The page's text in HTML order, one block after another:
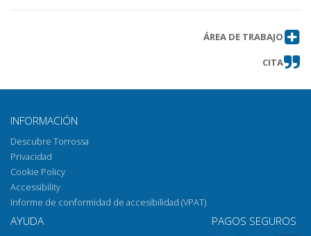
ÁREA DE TRABAJO
CITA
INFORMACIÓN
Descubre Torrossa
Privacidad
Cookie Policy
Accessibility
Informe de conformidad de accesibilidad (VPAT)
AYUDA PAGOS SEGUROS